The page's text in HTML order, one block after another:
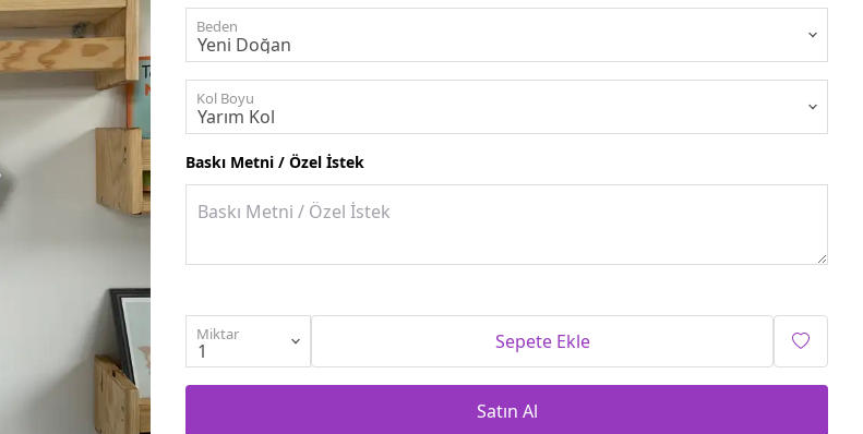
Beden
Kol Boyu
Baskı Metni / Özel İstek
Miktar Sepete Ekle
Satın Al